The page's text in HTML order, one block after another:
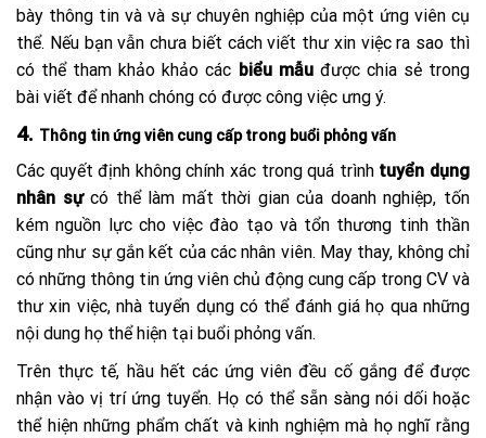
bày thông tin và và sự chuyên nghiệp của một ứng viên cụ
thể. Nếu bạn vẫn chưa biết cách viết thư xin việc ra sao thì
có thể tham khảo khảo các biểu mẫuđược chia sẻ trong
bài viết để nhanh chóng có được công việc ưng ý.
4. Thông tin ứng viên cung cấp trong buổi phỏng vấn
Các quyết định không chính xác trong quá trình tuyển dụng
nhân sựcó thể làm mất thời gian của doanh nghiệp, tốn
kém nguồn lực cho việc đào tạo và tổn thương tinh thần
cũng như sự gắn kết của các nhân viên. May thay, không chỉ
có những thông tin ứng viên chủ động cung cấp trong CV và
thư xin việc, nhà tuyển dụng có thể đánh giá họ qua những
nội dung họ thể hiện tại buổi phỏng vấn.
Trên thực tế, hầu hết các ứng viên đều cố gắng để được
nhận vào vị trí ứng tuyển. Họ có thể sẵn sàng nói dối hoặc
thể hiện những phẩm chất và kinh nghiệm mà họ nghĩ rằng